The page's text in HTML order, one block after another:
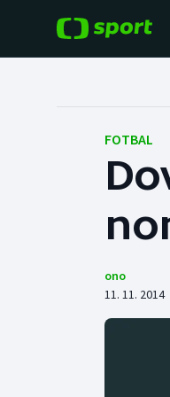
Hokej
Tenis
Cyklistika
FOTBAL
ono
11. 11. 2014